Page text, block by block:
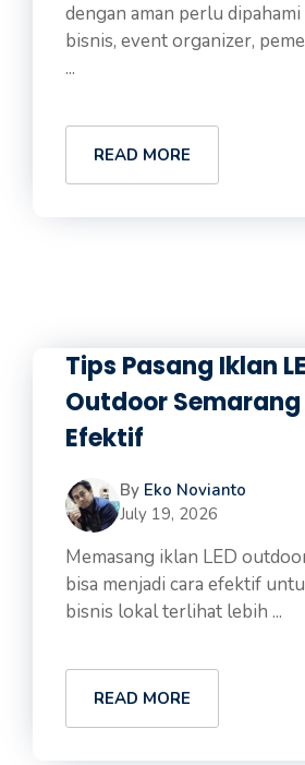
dengan aman perlu
bisnis, event organizer,
...
READ MORE
Tips Pasang Iklan
Outdoor
Efektif
By Eko Novianto
July 19, 2026
Memasang iklan LED
bisa menjadi cara efektif
bisnis lokal terlihat lebih ...
READ MORE